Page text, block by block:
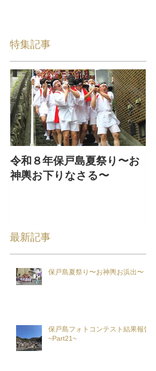
特集記事
令和８年保戸島夏祭り〜お
神輿お下りなさる〜
最新記事
保戸島夏祭り〜お神輿お浜出〜
保戸島フォトコンテスト結果報告
~Part21~